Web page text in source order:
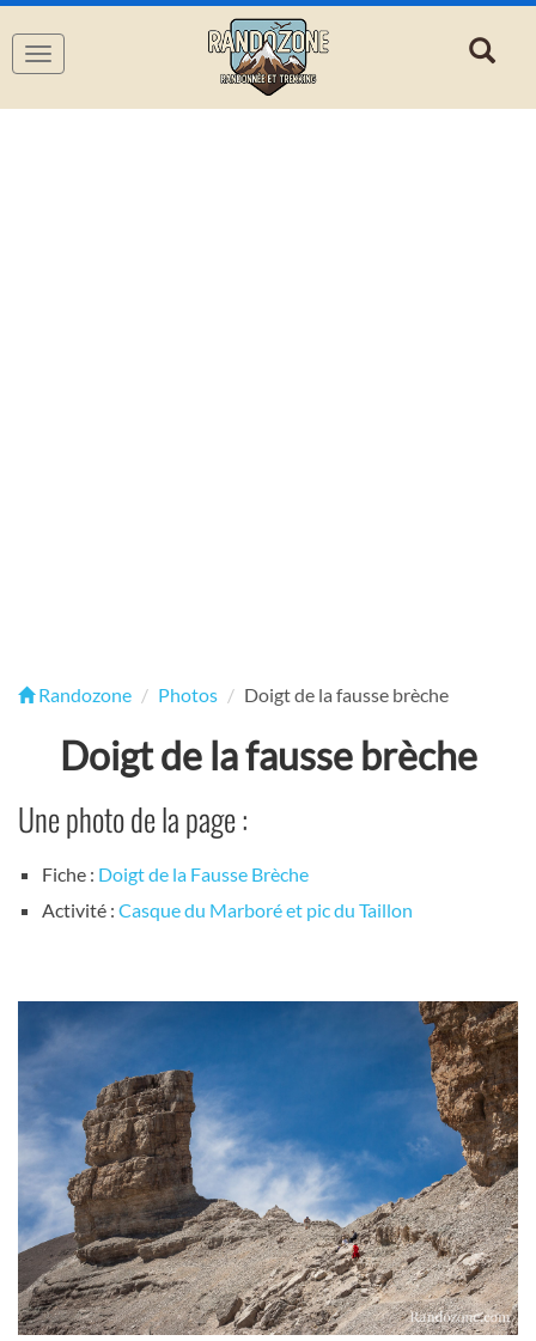
Navigation
Randozone Photos Doigt de la fausse brèche
Doigt de la fausse brèche
Une photo de la page :
Fiche : Doigt de la Fausse Brèche
Activité : Casque du Marboré et pic du Taillon